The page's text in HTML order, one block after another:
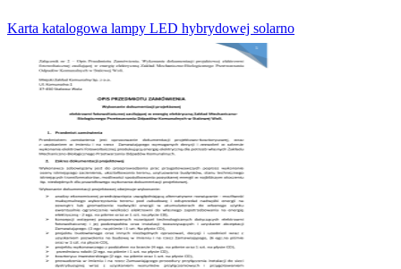
Karta katalogowa lampy LED hybrydowej solarno